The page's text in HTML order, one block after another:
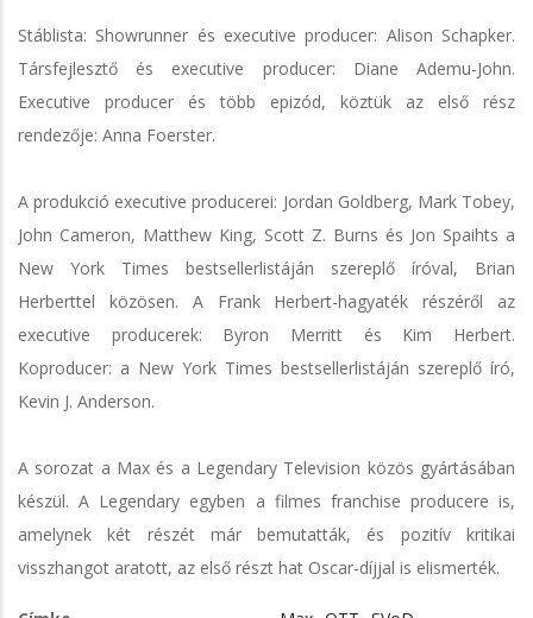
Stáblista: Showrunner és executive producer: Alison Schapker.
Társfejlesztő és executive producer: Diane Ademu-John.
Executive producer és több epizód, köztük az első rész
rendezője: Anna Foerster.
A produkció executive producerei: Jordan Goldberg, Mark Tobey,
John Cameron, Matthew King, Scott Z. Burns és Jon Spaihts a
New York Times bestsellerlistáján szereplő íróval, Brian
Herberttel közösen. A Frank Herbert-hagyaték részéről az
executive producerek: Byron Merritt és Kim Herbert.
Koproducer: a New York Times bestsellerlistáján szereplő író,
Kevin J. Anderson.
A sorozat a Max és a Legendary Television közös gyártásában
készül. A Legendary egyben a filmes franchise producere is,
amelynek két részét már bemutatták, és pozitív kritikai
visszhangot aratott, az első részt hat Oscar-díjjal is elismerték.